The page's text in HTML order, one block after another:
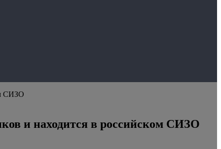
СИЗО
и находится в российском СИЗО